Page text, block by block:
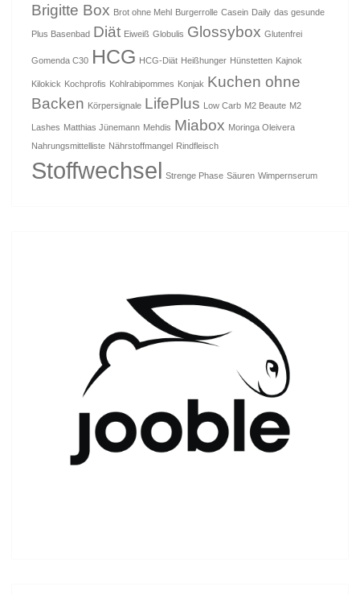
Brigitte Box Brot ohne Mehl Burgerrolle Casein Daily das gesunde
Plus Basenbad Diät Eiweiß Globulis Glossybox Glutenfrei
Gomenda C30 HCG HCG-Diät Heißhunger Hünstetten Kajnok
Kilokick Kochprofis Kohlrabipommes Konjak Kuchen ohne
Backen Körpersignale LifePlus Low Carb M2 Beaute M2
Lashes Matthias Jünemann Mehdis Miabox Moringa Oleivera
Nahrungsmittelliste Nährstoffmangel Rindfleisch
Stoffwechsel Strenge Phase Säuren Wimpernserum